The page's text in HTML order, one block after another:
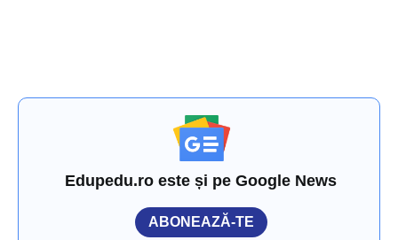
Edupedu.ro este și pe Google News
ABONEAZĂ-TE